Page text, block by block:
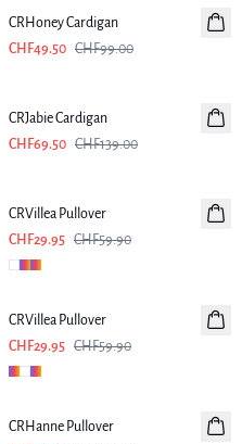
CRHoney Cardigan
CHF49.50 CHF99.00
CRJabie Cardigan
CHF69.50 CHF139.00
CRVillea Pullover
CHF29.95 CHF59.90
-50%
CRVillea Pullover
CHF29.95 CHF59.90
-50%
CRHanne Pullover